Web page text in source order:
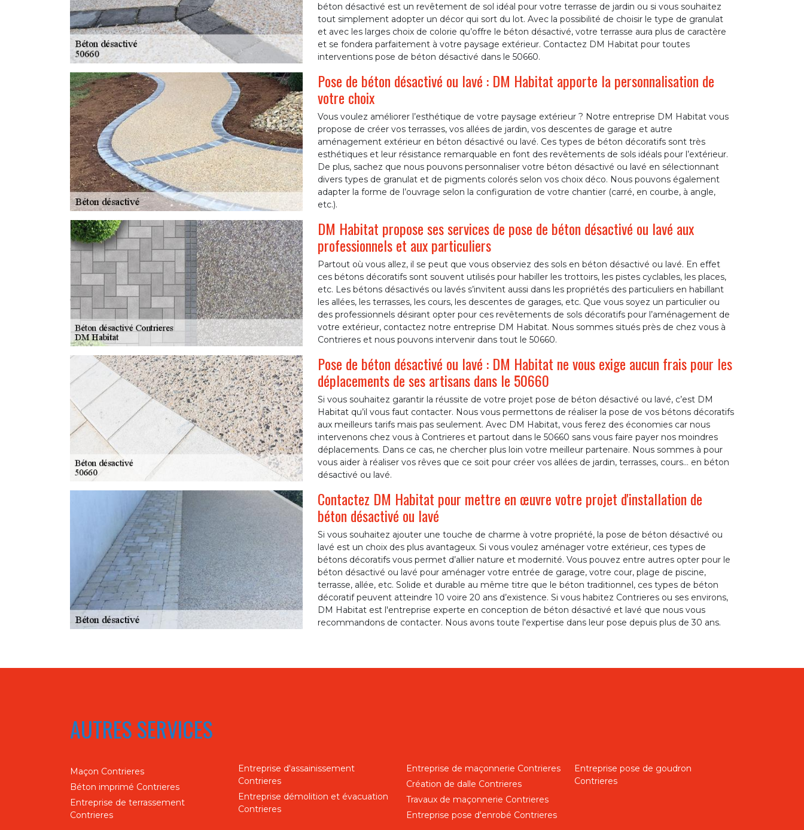
béton désactivé est un revêtement de sol idéal pour votre terrasse de jardin ou si vous souhaitez
tout simplement adopter un décor qui sort du lot. Avec la possibilité de choisir le type de granulat
et avec les larges choix de colorie qu’offre le béton désactivé, votre terrasse aura plus de caractère
et se fondera parfaitement à votre paysage extérieur. Contactez DM Habitat pour toutes
interventions pose de béton désactivé dans le 50660.
Pose de béton désactivé ou lavé : DM Habitat apporte la personnalisation de
votre choix
Vous voulez améliorer l’esthétique de votre paysage extérieur ? Notre entreprise DM Habitat vous
propose de créer vos terrasses, vos allées de jardin, vos descentes de garage et autre
aménagement extérieur en béton désactivé ou lavé. Ces types de béton décoratifs sont très
esthétiques et leur résistance remarquable en font des revêtements de sols idéals pour l’extérieur.
De plus, sachez que nous pouvons personnaliser votre béton désactivé ou lavé en sélectionnant
divers types de granulat et de pigments colorés selon vos choix déco. Nous pouvons également
adapter la forme de l’ouvrage selon la configuration de votre chantier (carré, en courbe, à angle,
etc.).
DM Habitat propose ses services de pose de béton désactivé ou lavé aux
professionnels et aux particuliers
Partout où vous allez, il se peut que vous observiez des sols en béton désactivé ou lavé. En effet
ces bétons décoratifs sont souvent utilisés pour habiller les trottoirs, les pistes cyclables, les places,
etc. Les bétons désactivés ou lavés s’invitent aussi dans les propriétés des particuliers en habillant
les allées, les terrasses, les cours, les descentes de garages, etc. Que vous soyez un particulier ou
des professionnels désirant opter pour ces revêtements de sols décoratifs pour l’aménagement de
votre extérieur, contactez notre entreprise DM Habitat. Nous sommes situés près de chez vous à
Contrieres et nous pouvons intervenir dans tout le 50660.
Pose de béton désactivé ou lavé : DM Habitat ne vous exige aucun frais pour les
déplacements de ses artisans dans le 50660
Si vous souhaitez garantir la réussite de votre projet pose de béton désactivé ou lavé, c’est DM
Habitat qu’il vous faut contacter. Nous vous permettons de réaliser la pose de vos bétons décoratifs
aux meilleurs tarifs mais pas seulement. Avec DM Habitat, vous ferez des économies car nous
intervenons chez vous à Contrieres et partout dans le 50660 sans vous faire payer nos moindres
déplacements. Dans ce cas, ne chercher plus loin votre meilleur partenaire. Nous sommes à pour
vous aider à réaliser vos rêves que ce soit pour créer vos allées de jardin, terrasses, cours… en béton
désactivé ou lavé.
Contactez DM Habitat pour mettre en œuvre votre projet d'installation de
béton désactivé ou lavé
Si vous souhaitez ajouter une touche de charme à votre propriété, la pose de béton désactivé ou
lavé est un choix des plus avantageux. Si vous voulez aménager votre extérieur, ces types de
bétons décoratifs vous permet d’allier nature et modernité. Vous pouvez entre autres opter pour le
béton désactivé ou lavé pour aménager votre entrée de garage, votre cour, plage de piscine,
terrasse, allée, etc. Solide et durable au même titre que le béton traditionnel, ces types de béton
décoratif peuvent atteindre 10 voire 20 ans d’existence. Si vous habitez Contrieres ou ses environs,
DM Habitat est l'entreprise experte en conception de béton désactivé et lavé que nous vous
recommandons de contacter. Nous avons toute l'expertise dans leur pose depuis plus de 30 ans.
AUTRES SERVICES
Maçon Contrieres
Béton imprimé Contrieres
Entreprise de terrassement
Contrieres
Entreprise d'assainissement
Contrieres
Entreprise démolition et évacuation
Contrieres
Entreprise de maçonnerie Contrieres
Création de dalle Contrieres
Travaux de maçonnerie Contrieres
Entreprise pose d'enrobé Contrieres
Entreprise pose de goudron
Contrieres